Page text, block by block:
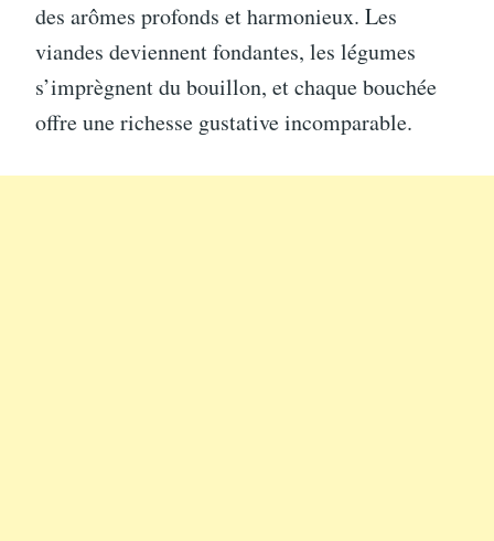
des arômes profonds et harmonieux. Les
viandes deviennent fondantes, les légumes
s’imprègnent du bouillon, et chaque bouchée
offre une richesse gustative incomparable.